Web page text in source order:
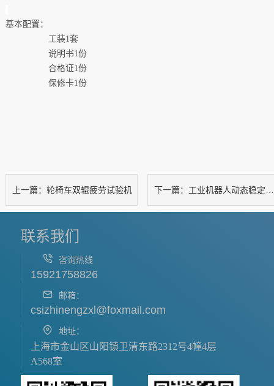
基本配置：
工装1套
说明书1份
合格证1份
保修卡1份
上一篇： 轮椅车双辊疲劳试验机 下一篇： 工业机器人动态稳定性试验机
联系我们
咨询热线
15921758826
邮箱：
csizhinengzxl@foxmail.com
地址：
上海市金山区山阳镇卫清东路2312号4幢4层
A568室